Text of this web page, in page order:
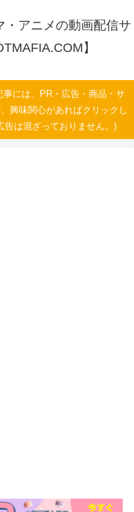
アニメの動画配信サ
】
事には、PR・広告・商品・サ
興味関心があればクリックし
告は混ざっておりません。)